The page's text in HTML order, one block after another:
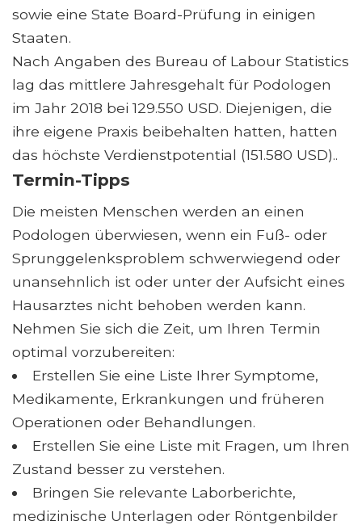
sowie eine State Board-Prüfung in einigen
Staaten.
Nach Angaben des Bureau of Labour Statistics
lag das mittlere Jahresgehalt für Podologen
im Jahr 2018 bei 129.550 USD. Diejenigen, die
ihre eigene Praxis beibehalten hatten, hatten
das höchste Verdienstpotential (151.580 USD)..
Termin-Tipps
Die meisten Menschen werden an einen
Podologen überwiesen, wenn ein Fuß- oder
Sprunggelenksproblem schwerwiegend oder
unansehnlich ist oder unter der Aufsicht eines
Hausarztes nicht behoben werden kann.
Nehmen Sie sich die Zeit, um Ihren Termin
optimal vorzubereiten:
Erstellen Sie eine Liste Ihrer Symptome,
Medikamente, Erkrankungen und früheren
Operationen oder Behandlungen.
Erstellen Sie eine Liste mit Fragen, um Ihren
Zustand besser zu verstehen.
Bringen Sie relevante Laborberichte,
medizinische Unterlagen oder Röntgenbilder